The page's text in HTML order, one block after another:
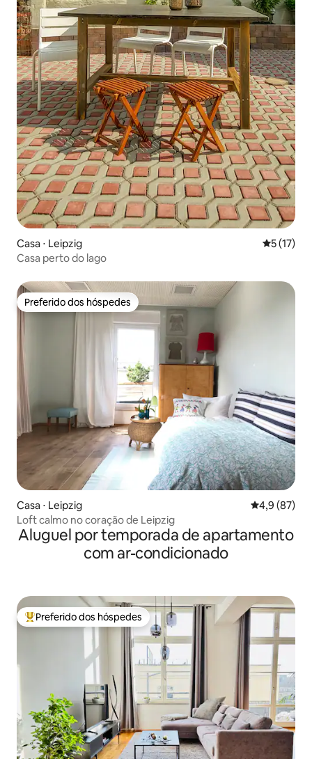
Casa ⋅ Leipzig 5 de uma
5 (17)
Casa perto do lago
Preferido dos hóspedes
Preferido dos hóspedes
Casa ⋅ Leipzig 4,9 de uma
4,9 (87)
Loft calmo no coração de Leipzig
Aluguel por temporada de apartamento
com ar-condicionado
Entre os melhores preferidos dos hóspedes
Preferido dos hóspedes